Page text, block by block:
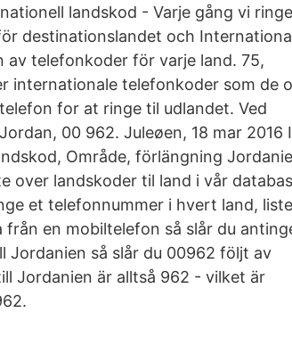
landskod - Varje gång vi
destinationslandet och
telefonkoder för varje land. 75,
internationale telefonkoder som de
for at ringe til udlandet. Ved
00 962. Juleøen, 18 mar 2016
Område, förlängning
over landskoder til land i vår
et telefonnummer i hvert land,
en mobiltelefon så slår du
Jordanien så slår du 00962 följt av
Jordanien är alltså 962 - vilket är